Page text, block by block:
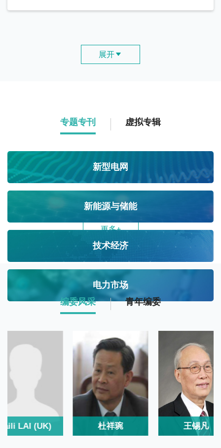
展开
专题专刊 虚拟专辑
新型电网
新能源与储能
技术经济
电力市场
更多+
编委风采 青年编委
LAI (UK) 杜祥琬 王锡凡